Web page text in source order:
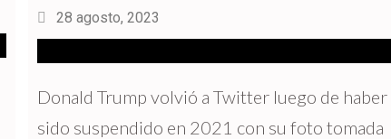
28 agosto, 2023
Donald Trump volvió a Twitter luego de haber
sido suspendido en 2021 con su foto tomada